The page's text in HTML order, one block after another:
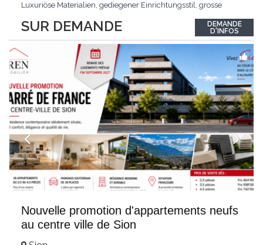
SUR DEMANDE
Luxuriöse Materialien, gediegener Einrichtungsstil, grosse
gemeinschaftliche WaschküchePasst für:Geniesser von
Weitblick und gehobenem WohnkomfortDie Wohnung wird
hochwertig
DEMANDE
D'INFOS
Nouvelle promotion d'appartements neufs
au centre ville de Sion